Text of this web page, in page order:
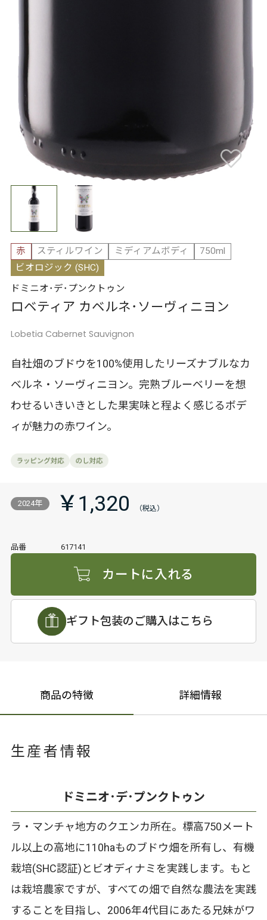
赤 スティルワイン ミディアムボディ
750ml
ビオロジック (SHC)
ドミニオ･デ･プンクトゥン
ロベティア カベルネ･ソーヴィニヨン
Lobetia Cabernet Sauvignon
自社畑のブドウを100%使用したリーズナブルなカ
ベルネ・ソーヴィニヨン。完熟ブルーベリーを想
わせるいきいきとした果実味と程よく感じるボデ
ィが魅力の赤ワイン。
2024年 ￥1,320
品番 617141
カートに入れる
ギフト包装のご購入はこちら
商品の特徴 詳細情報
生産者情報
ドミニオ･デ･プンクトゥン
ラ・マンチャ地方のクエンカ所在。標高750メート
ル以上の高地に110haものブドウ畑を所有し、有機
栽培(SHC認証)とビオディナミを実践します。もと
は栽培農家ですが、すべての畑で自然な農法を実践
することを目指し、2006年4代目にあたる兄妹がワ